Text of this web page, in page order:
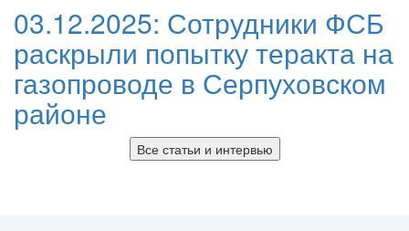
03.12.2025: Сотрудники ФСБ
раскрыли попытку теракта на
газопроводе в Серпуховском
районе
Все статьи и интервью